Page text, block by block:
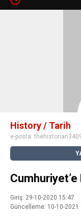
ACEP ÖZEL
History / Tarih
e-posta:
Giriş: 29-10-2020 15:47
Güncelleme: 10-10-2021